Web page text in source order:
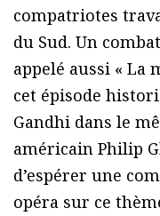
compatriotes
du Sud. Un
appelé aussi « La
cet épisode
Gandhi dans le
américain Philip
d’espérer une
opéra sur ce